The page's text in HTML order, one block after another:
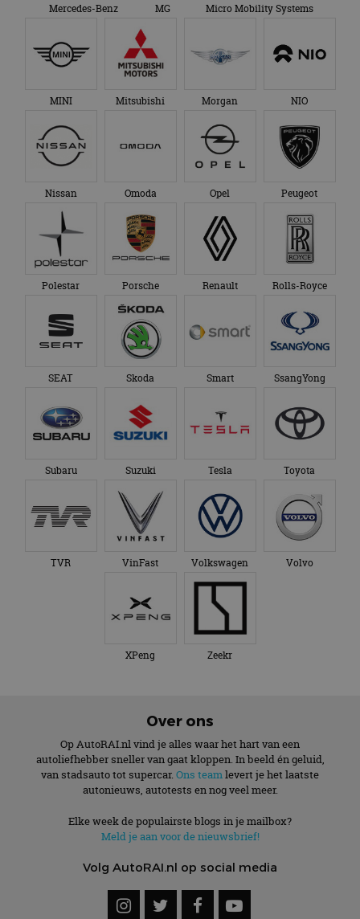
Mercedes-Benz MG Micro Mobility Systems
MINI Mitsubishi Morgan NIO
Nissan Omoda Opel Peugeot
Polestar Porsche Renault Rolls-Royce
SEAT Skoda Smart SsangYong
Subaru Suzuki Tesla Toyota
TVR VinFast Volkswagen Volvo
XPeng Zeekr
Over ons
Op AutoRAI.nl vind je alles waar het hart van een
autoliefhebber sneller van gaat kloppen. In beeld én geluid,
van stadsauto tot supercar. Ons teamlevert je het laatste
autonieuws, autotests en nog veel meer.
Elke week de populairste blogs in je mailbox?
Meld je aan voor de nieuwsbrief!
Volg AutoRAI.nl op social media